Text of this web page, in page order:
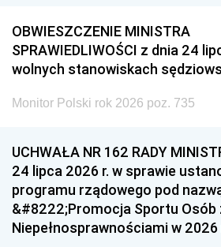
OBWIESZCZENIE MINISTRA
SPRAWIEDLIWOŚCI z dnia 24
wolnych stanowiskach
Monitor Polski rok 2026 poz. 735
UCHWAŁA NR 162 RADY
24 lipca 2026 r. w sprawie
programu rządowego pod
&#8222;Promocja Sportu Osób
Niepełnosprawnościami w